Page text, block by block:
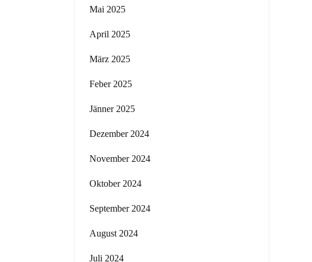
Mai 2025
April 2025
März 2025
Feber 2025
Jänner 2025
Dezember 2024
November 2024
Oktober 2024
September 2024
August 2024
Juli 2024